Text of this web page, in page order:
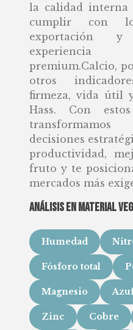
la calidad
cumplir con
exportación
premium.Calcio,
otros
firmeza, vida útil
Hass. Con
decisiones
productividad,
fruto y te
mercados más
Análisis en material
Humedad
Fósforo total
Magnesio
Zinc Cobre